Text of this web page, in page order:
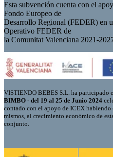
Esta subvención cuenta con el
Fondo Europeo de
Desarrollo Regional (FEDER) en
Operativo FEDER de
la Comunitat Valenciana 2021-
VISTIENDO BEBES S.L. ha participado
BIMBO - del 19 al 25 de Junio 2024
contado con el apoyo de ICEX
mismos, al crecimiento económico de
conjunto.